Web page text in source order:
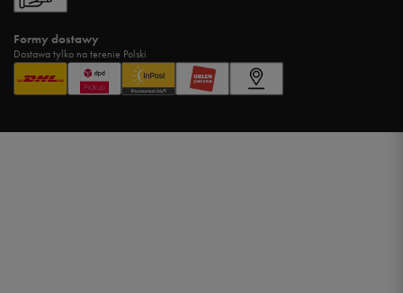
Formy dostawy
Dostawa tylko na terenie Polski